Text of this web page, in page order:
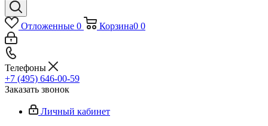
Отложенные 0 Корзина0 0
Телефоны
+7 (495) 646-00-59
Заказать звонок
Личный кабинет